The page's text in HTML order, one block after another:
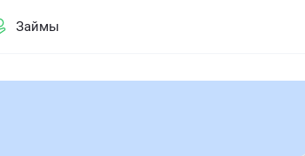
Займы